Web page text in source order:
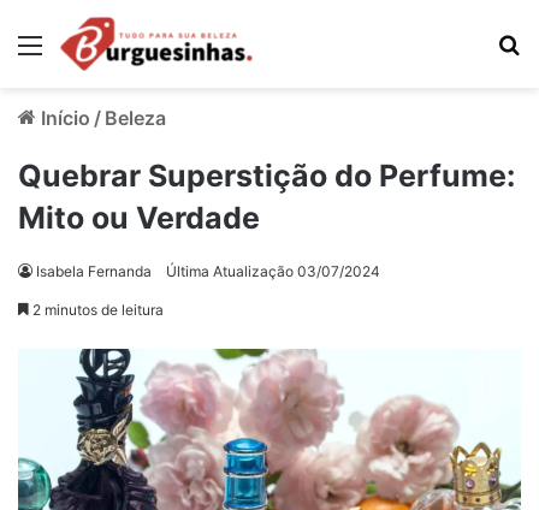
Menu
Início / Beleza
Quebrar Superstição do Perfume:
Mito ou Verdade
Isabela Fernanda Última Atualização 03/07/2024
2 minutos de leitura